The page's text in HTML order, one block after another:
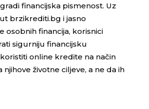
financijska pismenost. Uz
brzikrediti.bg i jasno
osobnih financija, korisnici
sigurniju financijsku
online kredite na način
njihove životne ciljeve, a ne da ih